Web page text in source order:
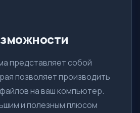
представляет собой
позволяет производить
на ваш компьютер.
и полезным плюсом